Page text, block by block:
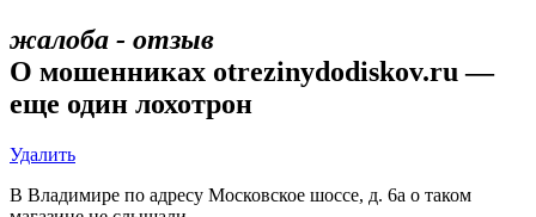
жалоба - отзыв
О мошенниках otrezinydodiskov.ru —
еще один лохотрон
Удалить
В Владимире по адресу Московское шоссе, д. 6а о таком